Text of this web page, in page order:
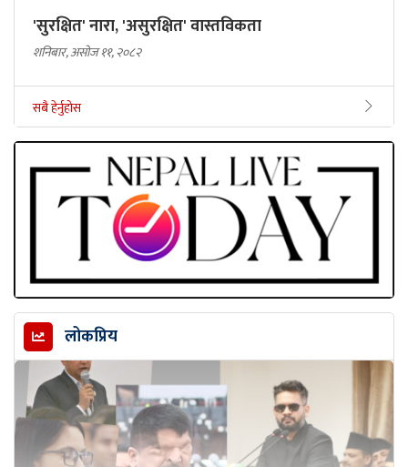
'सुरक्षित' नारा, 'असुरक्षित' वास्तविकता
शनिबार, असोज ११, २०८२
सबै हेर्नुहोस
लोकप्रिय